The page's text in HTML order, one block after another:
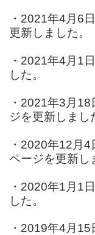
・2021年4月6
更新しました。
・2021年4月1
した。
・2021年3月
ジを更新しまし
・2020年12月
ページを更新し
・ 2020年1月1
した。
・ 2019年4月